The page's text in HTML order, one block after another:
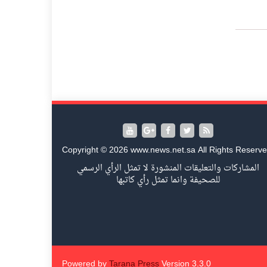
Copyright © 2026 www.news.net.sa All Rights
المشاركات والتعليقات المنشورة لا تمثل الرأي الرسمي
للصحيفة وانما تمثل رأي كاتبها